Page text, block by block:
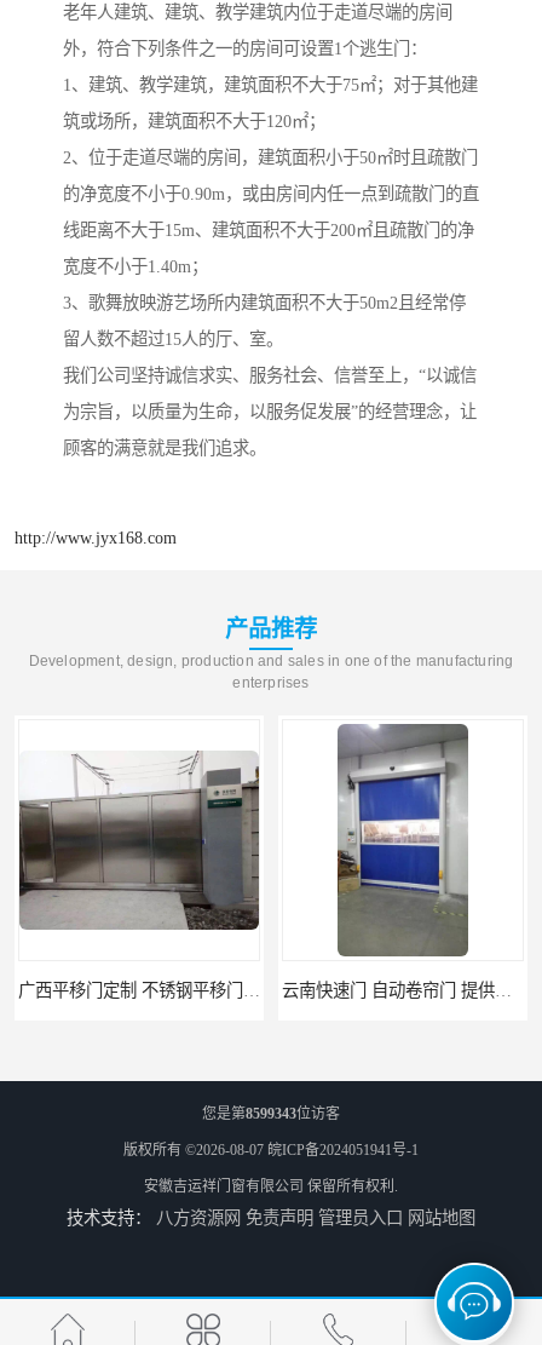
老年人建筑、建筑、教学建筑内位于走道尽端的房间
外，符合下列条件之一的房间可设置1个逃生门：
1、建筑、教学建筑，建筑面积不大于75㎡；对于其他建
筑或场所，建筑面积不大于120㎡；
2、位于走道尽端的房间，建筑面积小于50㎡时且疏散门
的净宽度不小于0.90m，或由房间内任一点到疏散门的直
线距离不大于15m、建筑面积不大于200㎡且疏散门的净
宽度不小于1.40m；
3、歌舞放映游艺场所内建筑面积不大于50m2且经常停
留人数不超过15人的厅、室。
我们公司坚持诚信求实、服务社会、信誉至上，“以诚信
为宗旨，以质量为生命，以服务促发展”的经营理念，让
顾客的满意就是我们追求。
http://www.jyx168.com
产品推荐
Development, design, production and sales in one of the manufacturing
enterprises
阜阳卷帘门快速门 堆积门 工业卷帘门 天津防火门品牌 玻璃防火门 制造工艺优
您是第8599343位访客
版权所有 ©2026-08-07 皖ICP备2024051941号-1
安徽吉运祥门窗有限公司 保留所有权利.
技术支持： 八方资源网 免责声明 管理员入口 网站地图